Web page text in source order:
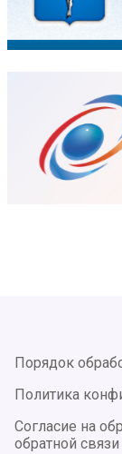
Порядок
Политика
Согласие на
обратной связи